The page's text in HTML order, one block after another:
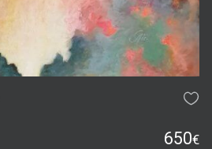
650€